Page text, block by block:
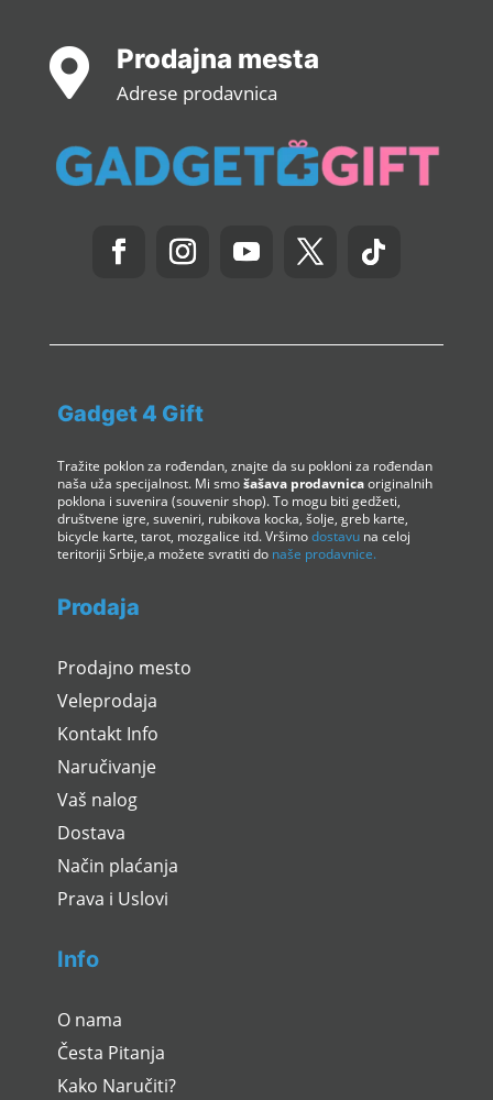
 Prodajna mesta
Adrese prodavnica
Gadget 4 Gift
Tražite poklon za rođendan, znajte da su pokloni za rođendan
naša uža specijalnost. Mi smošašava prodavnicaoriginalnih
poklona i suvenira (souvenir shop). To mogu biti gedžeti,
društvene igre, suveniri, rubikova kocka, šolje, greb karte,
bicycle karte, tarot, mozgalice itd. Vršimodostavu na celoj
teritoriji Srbije,a možete svratiti do naše prodavnice.
Prodaja
Prodajno mesto
Veleprodaja
Kontakt Info
Naručivanje
Vaš nalog
Dostava
Način plaćanja
Prava i Uslovi
Info
O nama
Česta Pitanja
Kako Naručiti?